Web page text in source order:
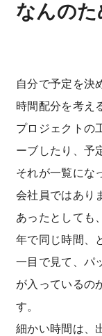
なんの
自分で予定を決
時間配分を考え
プロジェクトの
ーブしたり、予
それが一覧にな
会社員ではあり
あったとしても
年で同じ時間、
一目で見て、パ
が入っているの
す。
細かい時間は、